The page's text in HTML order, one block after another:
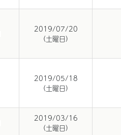
2019/07/20
(土曜日)
2019/05/18
(土曜日)
2019/03/16
(土曜日)